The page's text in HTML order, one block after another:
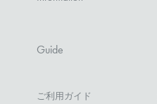
Guide
ご利用ガイド